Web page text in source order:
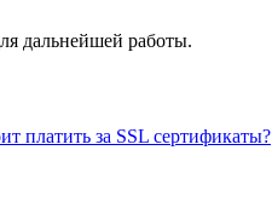
дальнейшей работы.
платить за SSL сертификаты?